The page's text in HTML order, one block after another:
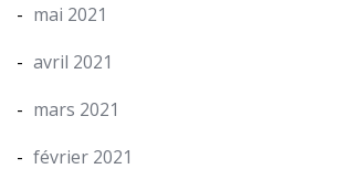
mai 2021
avril 2021
mars 2021
février 2021